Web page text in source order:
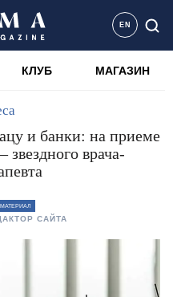
EN
КЛУБ МАГАЗИН
и банки: на приеме
врача-
САЙТА